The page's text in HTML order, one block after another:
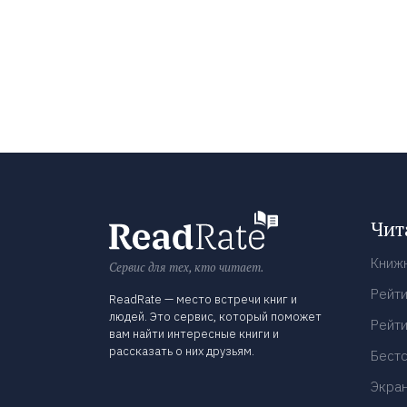
Сервис для тех, кто читает.
ReadRate — место встречи книг и
людей. Это сервис, который поможет
вам найти интересные книги и
рассказать о них друзьям.